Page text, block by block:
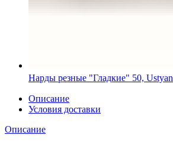
Нарды резные "Гладкие" 50, Ustyan
Описание
Условия доставки
Описание